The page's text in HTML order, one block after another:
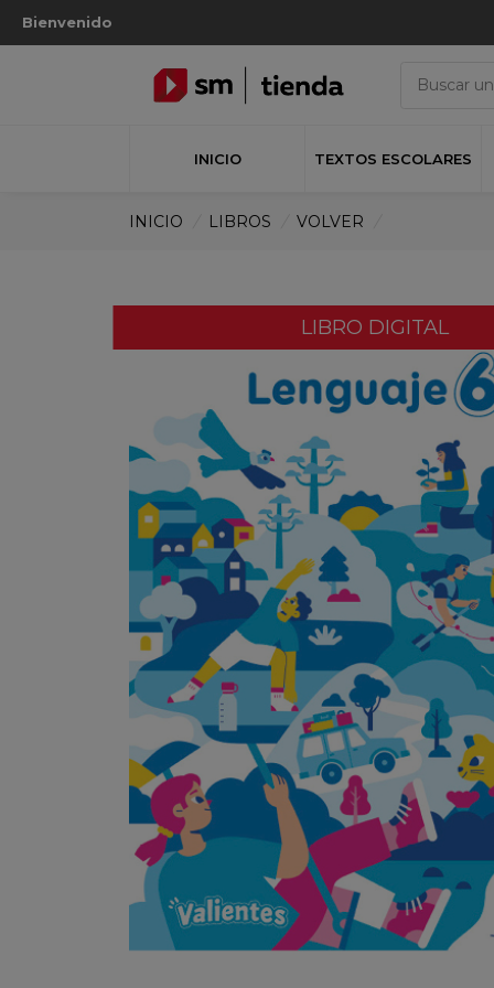
Bienvenido
INICIO TEXTOS ESCOLARES
INICIO LIBROS VOLVER
LIBRO DIGITAL